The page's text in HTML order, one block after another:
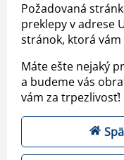
Požadovaná
preklepy v adrese
stránok, ktorá
Máte ešte nejaký
a budeme vás
vám za trpezlivosť!